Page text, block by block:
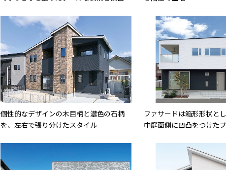
個性的なデザインの木目柄と濃色の石柄
を、左右で張り分けたスタイル
ファサードは箱形形状とし
中庭面側に凹凸をつけた